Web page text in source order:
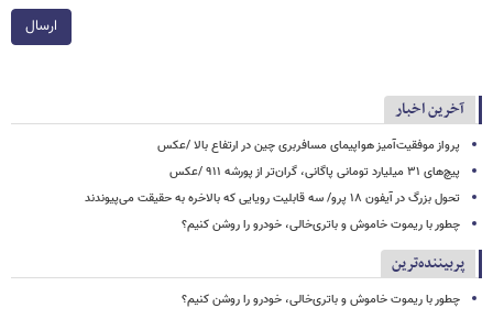
ارسال
آخرین اخبار
پرواز موفقیت‌آمیز هواپیمای مسافربری چین در ارتفاع بالا /عکس
پیچ‌های ۳۱ میلیارد تومانی پاگانی، گران‌تر از پورشه ۹۱۱ /عکس
تحول بزرگ در آیفون ۱۸ پرو/ سه قابلیت رویایی که بالاخره به حقیقت می‌پیوندند
چطور با ریموت خاموش و باتری‌خالی، خودرو را روشن کنیم؟
پربیننده‌ترین
چطور با ریموت خاموش و باتری‌خالی، خودرو را روشن کنیم؟